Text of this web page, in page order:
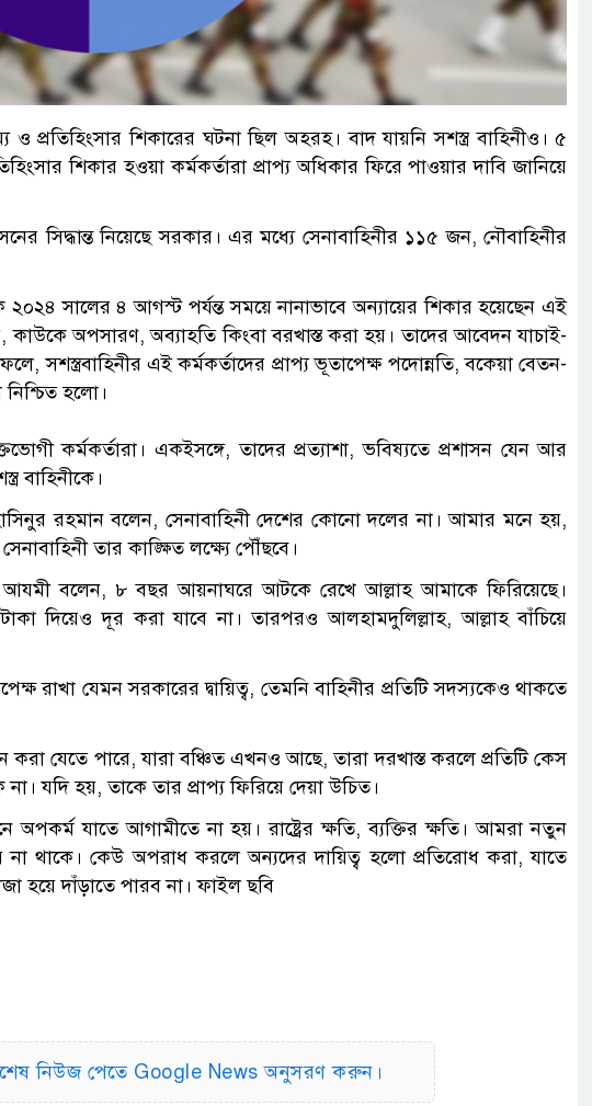
শিকারের ঘটনা ছিল অহরহ। বাদ যায়নি সশস্ত্র বাহিনীও। ৫
শিকার হওয়া কর্মকর্তারা প্রাপ্য অধিকার ফিরে পাওয়ার দাবি জানিয়ে
সিদ্ধান্ত নিয়েছে সরকার। এর মধ্যে সেনাবাহিনীর ১১৫ জন, নৌবাহিনীর
২০২৪ সালের ৪ আগস্ট পর্যন্ত সময়ে নানাভাবে অন্যায়ের শিকার হয়েছেন এই
কাউকে অপসারণ, অব্যাহতি কিংবা বরখাস্ত করা হয়। তাদের আবেদন যাচাই-
সশস্ত্রবাহিনীর এই কর্মকর্তাদের প্রাপ্য ভূতাপেক্ষ পদোন্নতি, বকেয়া বেতন-
হলো।
কর্মকর্তারা। একইসঙ্গে, তাদের প্রত্যাশা, ভবিষ্যতে প্রশাসন যেন আর
বাহিনীকে।
হাসিনুর রহমান বলেন, সেনাবাহিনী দেশের কোনো দলের না। আমার মনে হয়,
তার কাঙ্ক্ষিত লক্ষ্যে পৌঁছবে।
আযমী বলেন, ৮ বছর আয়নাঘরে আটকে রেখে আল্লাহ আমাকে ফিরিয়েছে।
‍দিয়েও দূর করা যাবে না। তারপরও আলহামদুলিল্লাহ, আল্লাহ বাঁচিয়ে
রাখা যেমন সরকারের দ্বায়িত্ব, তেমনি বাহিনীর প্রতিটি সদস্যকেও থাকতে
করা যেতে পারে, যারা বঞ্চিত এখনও আছে, তারা দরখাস্ত করলে প্রতিটি কেস
যদি হয়, তাকে তার প্রাপ্য ফিরিয়ে দেয়া ‍উচিত।
যাতে আগামীতে না হয়। রাষ্ট্রের ক্ষতি, ব্যক্তির ক্ষতি। আমরা নতুন
থাকে। কেউ অপরাধ করলে অন্যদের দায়িত্ব হলো প্রতিরোধ করা, যাতে
হয়ে দাঁড়াতে পারব না। ফাইল ছবি
নিউজ পেতে Google News অনুসরণ করুন।